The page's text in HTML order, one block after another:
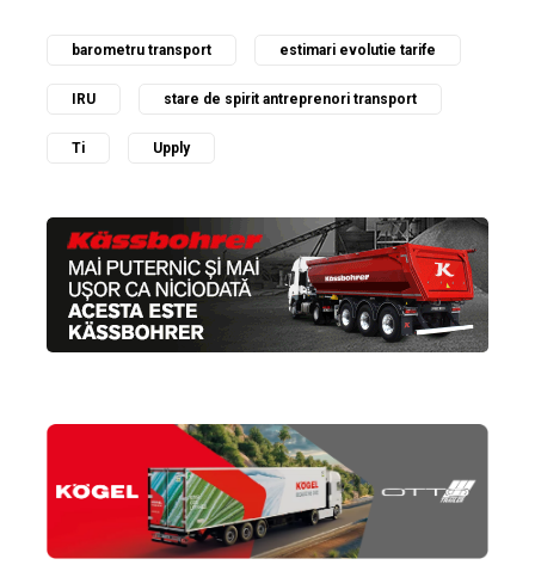
barometru transport estimari evolutie tarife
IRU stare de spirit antreprenori transport
Ti Upply